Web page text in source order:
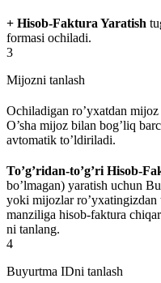
+ Hisob-Faktura Yaratish
formasi ochiladi.
3
Mijozni tanlash
Ochiladigan ro’yxatdan
O’sha mijoz bilan bog’liq
avtomatik to’ldiriladi.
To’g’ridan-to’g’ri Hisob-
bo’lmagan) yaratish uchun
yoki mijozlar ro’yxatingizdan
manziliga hisob-faktura
ni tanlang.
4
Buyurtma IDni tanlash